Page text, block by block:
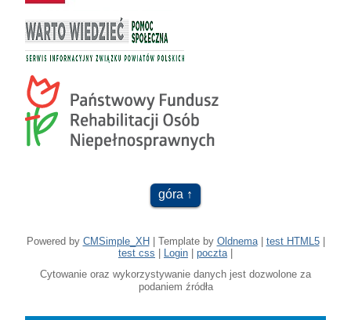
góra
Powered by CMSimple_XH| Template by Oldnema| test HTML5|
test css | Login | poczta |
Cytowanie oraz wykorzystywanie danych jest dozwolone za
podaniem źródła